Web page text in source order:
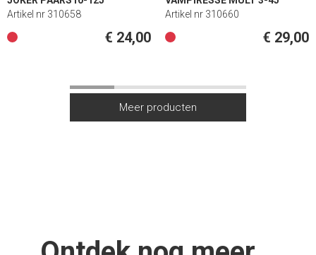
Artikel nr 310658
€ 24,00
Artikel nr 310660
€ 29,00